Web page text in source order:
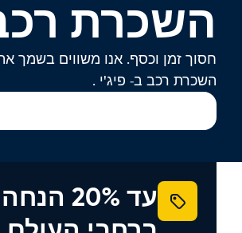
השכרת
חסוך זמן וכסף. אנו משווים בשמך
השכרת רכב ב- פיג'י .
עד